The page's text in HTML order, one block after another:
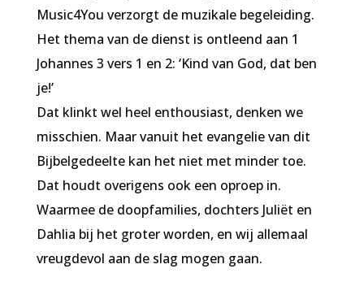
Music4You verzorgt de muzikale begeleiding.
Het thema van de dienst is ontleend aan 1
Johannes 3 vers 1 en 2: ‘Kind van God, dat ben
je!’
Dat klinkt wel heel enthousiast, denken we
misschien. Maar vanuit het evangelie van dit
Bijbelgedeelte kan het niet met minder toe.
Dat houdt overigens ook een oproep in.
Waarmee de doopfamilies, dochters Juliët en
Dahlia bij het groter worden, en wij allemaal
vreugdevol aan de slag mogen gaan.